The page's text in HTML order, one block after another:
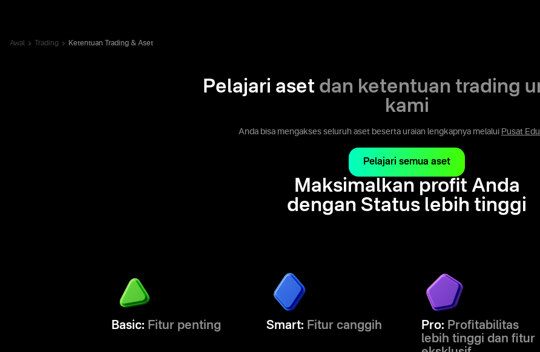
Awal Trading Ketentuan Trading & Aset
Pelajari aset dan ketentuan trading
kami
Anda bisa mengakses seluruh aset beserta uraian lengkapnya melalui Pusat
Pelajari semua aset
Maksimalkan profit Anda
dengan Status lebih tinggi
Basic: Fitur penting Smart: Fitur canggih Pro: Profitabilitas
lebih tinggi dan fitur